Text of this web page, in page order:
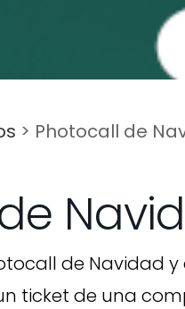
> Photocall de
de Navidad
ticket de una